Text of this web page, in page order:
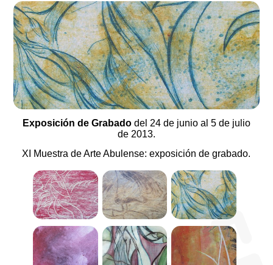
Exposición de Grabado del 24 de junio al 5 de julio
de 2013.
XI Muestra de Arte Abulense: exposición de grabado.